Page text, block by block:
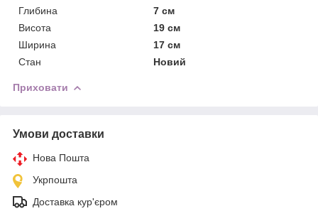
Глибина
7 см
Висота
19 см
Ширина
17 см
Стан
Новий
Приховати
Умови доставки
Нова Пошта
Укрпошта
Доставка кур'єром